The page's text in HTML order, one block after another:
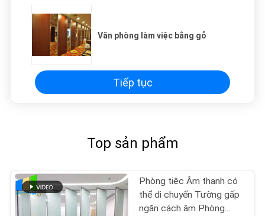
Văn phòng làm việc bằng gỗ
Tiếp tục
Top sản phẩm
Phòng tiệc Âm thanh có
thể di chuyển Tường gấp
ngăn cách âm Phòng